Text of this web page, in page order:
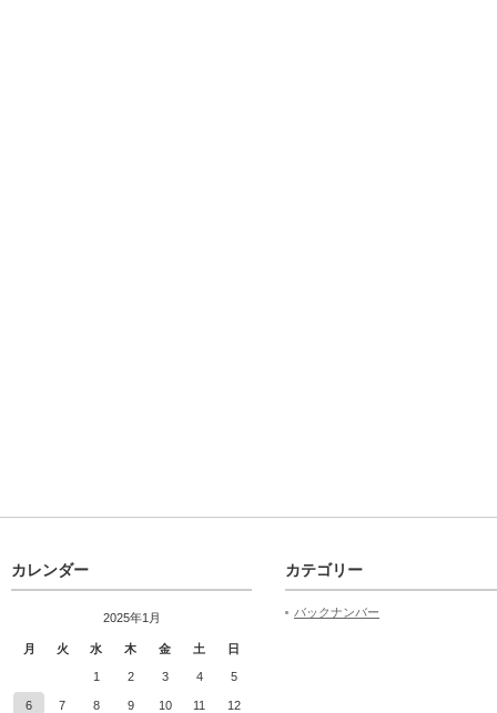
カレンダー
2025年1月
月 火 水 木 金 土 日
1 2 3 4 5
6 7 8 9 10 11 12
カテゴリー
バックナンバー